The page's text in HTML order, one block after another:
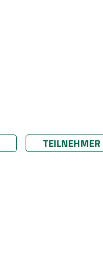
TEILNEHMER